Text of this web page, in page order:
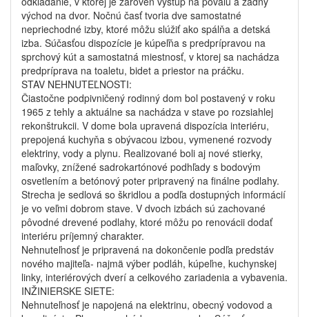
východ na dvor. Nočnú časť tvoria dve samostatné
nepriechodné izby, ktoré môžu slúžiť ako spálňa a detská
izba. Súčasťou dispozície je kúpeľňa s predprípravou na
sprchový kút a samostatná miestnosť, v ktorej sa nachádza
predpríprava na toaletu, bidet a priestor na práčku.
STAV NEHNUTEĽNOSTI:
Čiastočne podpivničený rodinný dom bol postavený v roku
1965 z tehly a aktuálne sa nachádza v stave po rozsiahlej
rekonštrukcii. V dome bola upravená dispozícia interiéru,
prepojená kuchyňa s obývacou izbou, vymenené rozvody
elektriny, vody a plynu. Realizované boli aj nové stierky,
maľovky, znížené sadrokartónové podhľady s bodovým
osvetlením a betónový poter pripravený na finálne podlahy.
Strecha je sedlová so škridlou a podľa dostupných informácií
je vo veľmi dobrom stave. V dvoch izbách sú zachované
pôvodné drevené podlahy, ktoré môžu po renovácii dodať
interiéru príjemný charakter.
Nehnuteľnosť je pripravená na dokončenie podľa predstáv
nového majiteľa- najmä výber podláh, kúpeľne, kuchynskej
linky, interiérových dverí a celkového zariadenia a vybavenia.
INŽINIERSKE SIETE:
Nehnuteľnosť je napojená na elektrinu, obecný vodovod a